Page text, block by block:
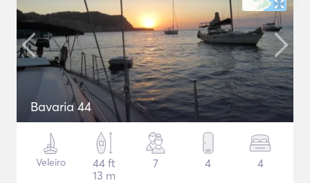
Bavaria 44
Veleiro
44 ft
13 m
7 4 4